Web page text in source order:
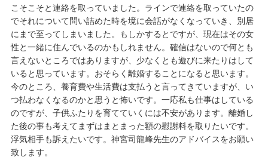
こそこそと連絡を取っていました。ラインで連絡を取っていたの
でそれについて問い詰めた時を境に会話がなくなっていき、別居
にまで至ってしまいました。もしかするとですが、現在はその女
性と一緒に住んでいるのかもしれません。確信はないので何とも
言えないところではありますが、少なくとも遊びに来たりはして
いると思っています。おそらく離婚することになると思います。
今のところ、養育費や生活費は支払うと言ってきていますが、い
つ払わなくなるのかと思うと怖いです。一応私も仕事はしている
のですが、子供ふたりを育てていくには不安があります。離婚し
た後の事も考えてまずはまとまった額の慰謝料を取りたいです。
浮気相手も訴えたいです。神宮司龍峰先生のアドバイスをお願い
致します。